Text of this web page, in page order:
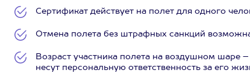
Сертификат действует на полет для одного
Отмена полета без штрафных санкций
Возраст участника полета на воздушном шаре
несут персональную ответственность за его